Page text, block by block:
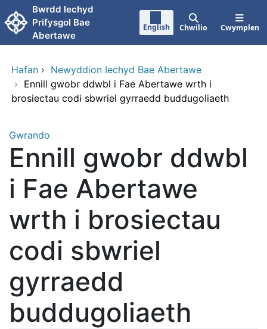
Neidio i'r prif gynnwy
Bwrdd lechyd
Prifysgol Bae
Abertawe
English Chwilio Cwymplen
Hafan › Newyddion Iechyd Bae Abertawe
› Ennill gwobr ddwbl i Fae Abertawe wrth i
brosiectau codi sbwriel gyrraedd buddugoliaeth
Gwrando
Ennill gwobr ddwbl
i Fae Abertawe
wrth i brosiectau
codi sbwriel
gyrraedd
buddugoliaeth